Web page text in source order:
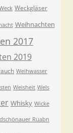
Weckgläser
Weihnachten
2017
2019
Weihwasser
Weisheit Wels
Whisky Wicke
Ruabn